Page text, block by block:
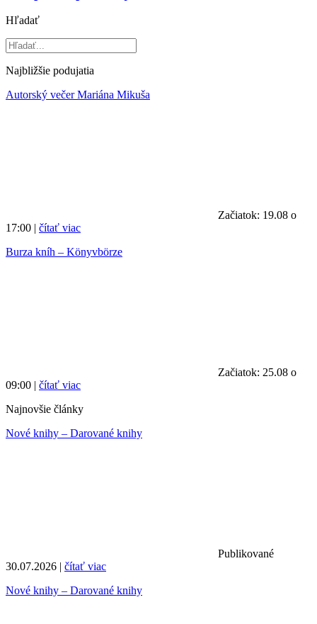
Hľadať
Najbližšie podujatia
Autorský večer Mariána Mikuša
Začiatok: 19.08 o
17:00 | čítať viac
Burza kníh – Könyvbörze
Začiatok: 25.08 o
09:00 | čítať viac
Najnovšie články
Nové knihy – Darované knihy
Publikované
30.07.2026 | čítať viac
Nové knihy – Darované knihy